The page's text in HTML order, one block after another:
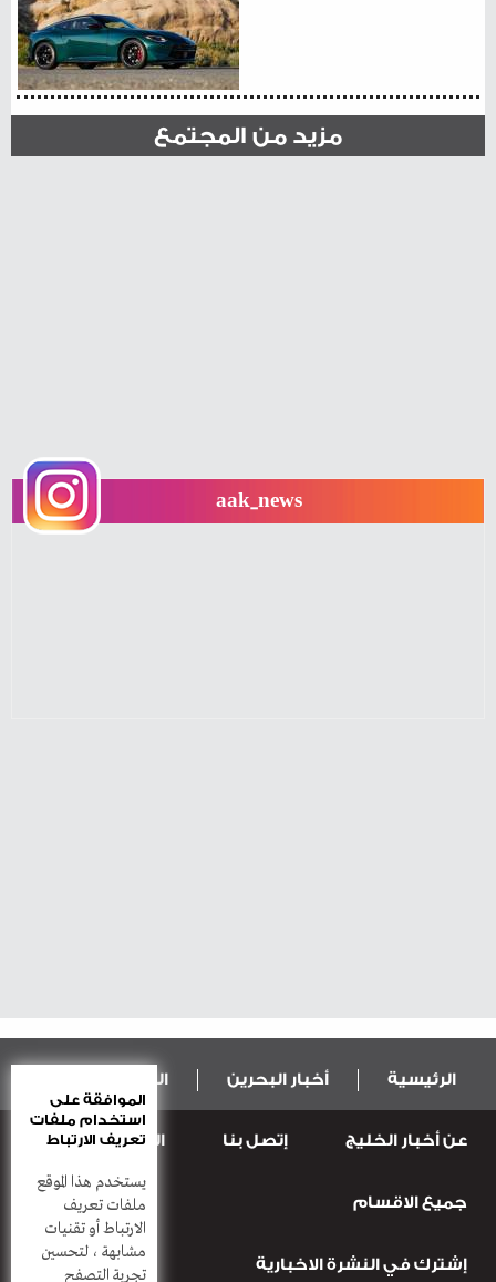
مزيد من المجتمع
aak_news
الرئيسية أخبار البحرين المال و الاقتصاد
عربية ودولية الرياضة
قضـايــا وحـــوادث أعمدة
عن أخبار الخليج إتصل بنا المطبعة
جميع الاقسام
إشترك في النشرة الاخبارية
الموافقة على
استخدام ملفات
تعريف الارتباط
يستخدم هذا الموقع
ملفات تعريف
الارتباط أو تقنيات
مشابهة ، لتحسين
تجربة التصفح